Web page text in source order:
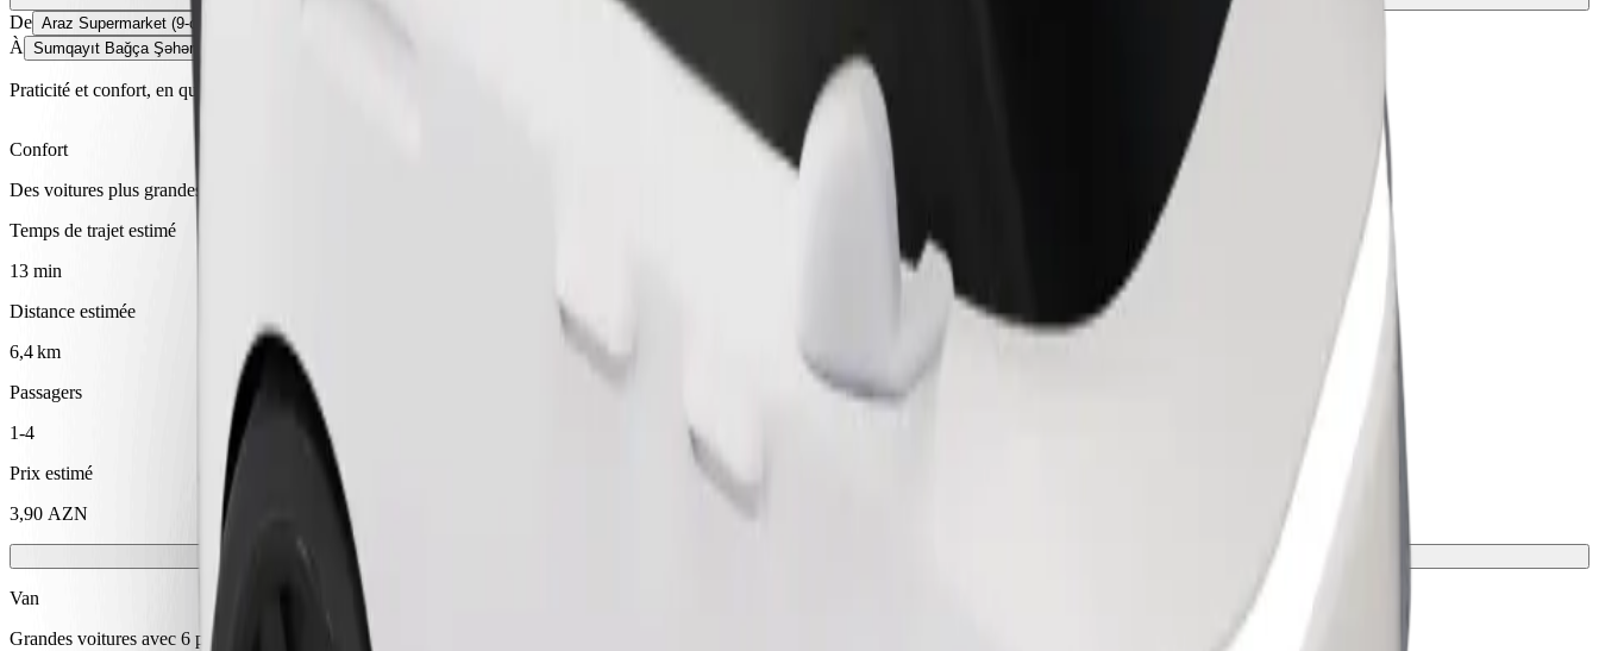
De Araz Supermarket (9-cu mkr)
À Sumqayıt Bağça Şəhər Yaşayış kompleksi
Praticité et confort, en quelques clics !
Confort
Des voitures plus grandes avec plus d'espace pour les jambes et plus de rangement
Temps de trajet estimé
13 min
Distance estimée
6,4 km
Passagers
1-4
Prix estimé
3,90 AZN
Van
Grandes voitures avec 6 places assises